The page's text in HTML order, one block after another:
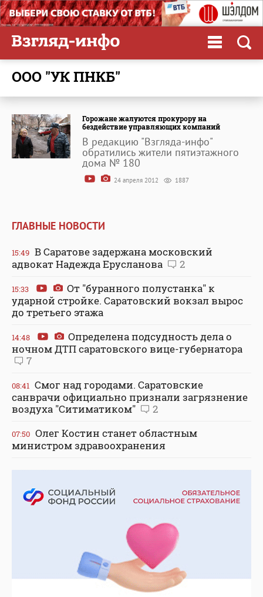
ООО "УК ПНКБ"
Горожане жалуются прокурору на
бездействие управляющих компаний
В редакцию "Взгляда-инфо"
обратились жители пятиэтажного
дома № 180
24 апреля 2012 1887
ГЛАВНЫЕ НОВОСТИ
15:49 В Саратове задержана московский
адвокат Надежда Ерусланова
2
15:33
От "буранного полустанка" к
ударной стройке. Саратовский вокзал вырос
до третьего этажа
14:48
Определена подсудность дела о
ночном ДТП саратовского вице-губернатора
7
08:41 Смог над городами. Саратовские
санврачи официально признали загрязнение
воздуха "Ситиматиком"
2
07:50 Олег Костин станет областным
министром здравоохранения